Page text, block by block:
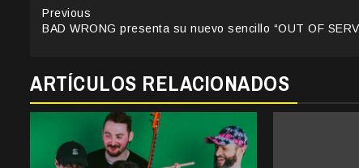
Continue
Reading
Previous
BAD WRONG presenta su nuevo sencillo “OUT OF
ARTÍCULOS RELACIONADOS